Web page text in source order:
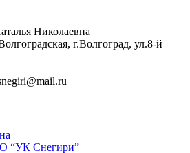
Николаевна
г.Волгоград, ул.8-й
“УК Снегири”